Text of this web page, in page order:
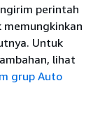
perintah
memungkinkan
Untuk
lihat
grup Auto